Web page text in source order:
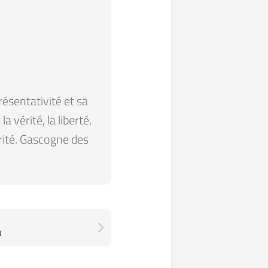
et sa
vérité, la liberté,
Gascogne des